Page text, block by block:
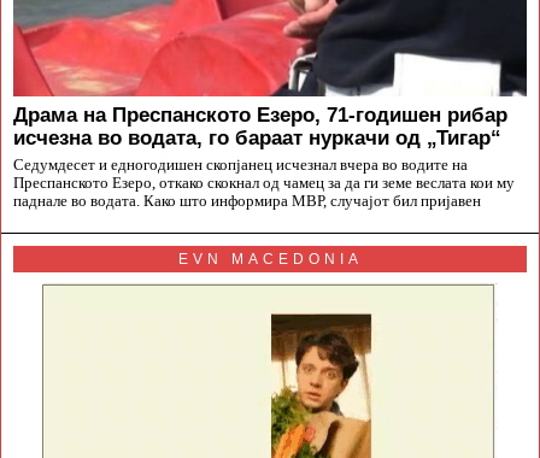
Драма на Преспанското Езеро, 71-годишен рибар
исчезна во водата, го бараат нуркачи од „Тигар“
Седумдесет и едногодишен скопјанец исчезнал вчера во водите на
Преспанското Езеро, откако скокнал од чамец за да ги земе веслата кои му
паднале во водата. Како што информира МВР, случајот бил пријавен
EVN MACEDONIA